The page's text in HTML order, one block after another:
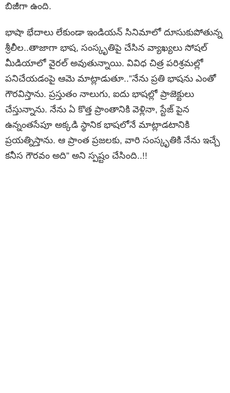
బిజీగా ఉంది.
భాషా భేదాలు లేకుండా ఇండియన్ సినిమాలో దూసుకుపోతున్న
శ్రీలీల..తాజాగా భాష, సంస్కృతిపై చేసిన వ్యాఖ్యలు సోషల్
మీడియాలో వైరల్ అవుతున్నాయి. వివిధ చిత్ర పరిశ్రమల్లో
పనిచేయడంపై ఆమె మాట్లాడుతూ..”నేను ప్రతి భాషను ఎంతో
గౌరవిస్తాను. ప్రస్తుతం నాలుగు, ఐదు భాషల్లో ప్రాజెక్టులు
చేస్తున్నాను. నేను ఏ కొత్త ప్రాంతానికి వెళ్లినా, స్టేజ్ పైన
ఉన్నంతసేపూ అక్కడి స్థానిక భాషలోనే మాట్లాడటానికి
ప్రయత్నిస్తాను. ఆ ప్రాంత ప్రజలకు, వారి సంస్కృతికి నేను ఇచ్చే
కనీస గౌరవం అది” అని స్పష్టం చేసింది..!!